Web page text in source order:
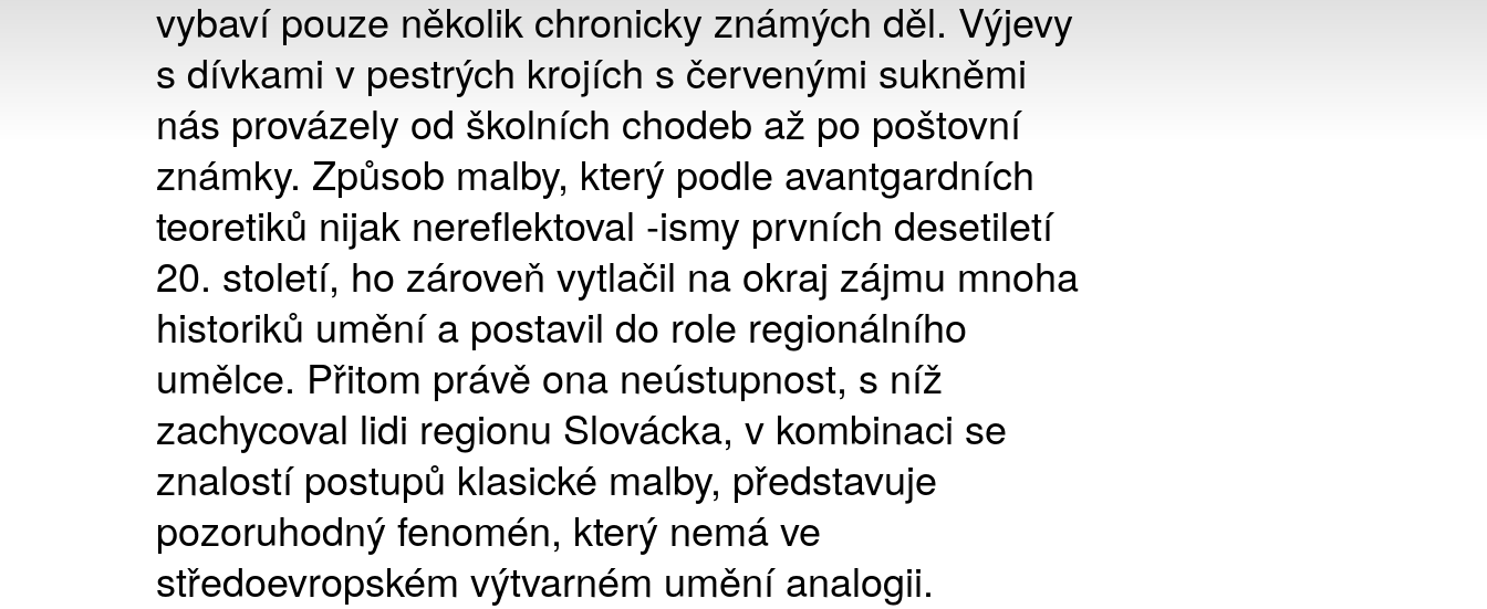
vybaví pouze několik chronicky známých děl. Výjevy
s dívkami v pestrých krojích s červenými sukněmi
nás provázely od školních chodeb až po poštovní
známky. Způsob malby, který podle avantgardních
teoretiků nijak nereflektoval -ismy prvních desetiletí
20. století, ho zároveň vytlačil na okraj zájmu mnoha
historiků umění a postavil do role regionálního
umělce. Přitom právě ona neústupnost, s níž
zachycoval lidi regionu Slovácka, v kombinaci se
znalostí postupů klasické malby, představuje
pozoruhodný fenomén, který nemá ve
středoevropském výtvarném umění analogii.